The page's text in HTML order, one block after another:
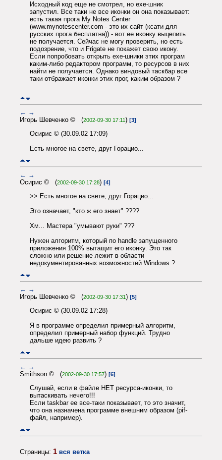
Исходный код еще не смотрел, но exe-шник
запустил. Все таки не все иконки он она показывает:
есть такая прога My Notes Center
(www.mynotescenter.com - это их сайт (ксати для
русских прога бесплатна)) - вот ее иконку выцепить
не получается. Сейчас не могу проверить, но есть
подозрение, что и Frigate не покажет свою икону.
Если попробовать открыть exe-шники этих програм
каким-либо редактором программ, то ресурсов в них
найти не получается. Однако виндовый таскбар все
таки отбражает иконки этих прог, каким образом ?
← →
Игорь Шевченко © (2002-09-30 17:11) [3]
Осирис © (30.09.02 17:09)
Есть многое на свете, друг Горацио...
← →
Осирис © (2002-09-30 17:28) [4]
>> Есть многое на свете, друг Горацио...
Это означает, "кто ж его знает" ????
Хм... Мастера "умывают руки" ???
Нужен алгоритм, который по handle запущенного
приложения 100% вытащит его иконку. Это так
сложно или решение лежит в области
недокументированных возможностей Windows ?
← →
Игорь Шевченко © (2002-09-30 17:31) [5]
Осирис © (30.09.02 17:28)
Я в программе определил примерный алгоритм,
определил примерный набор функций. Трудно
дальше идею развить ?
← →
Smithson © (2002-09-30 17:57) [6]
Слушай, если в файле НЕТ ресурса-иконки, то
вытаскивать нечего!!!
Если taskbar ее все-таки показывает, то это значит,
что она назначена программе внешним образом (pif-
файл, например).
Страницы: 1 вся ветка